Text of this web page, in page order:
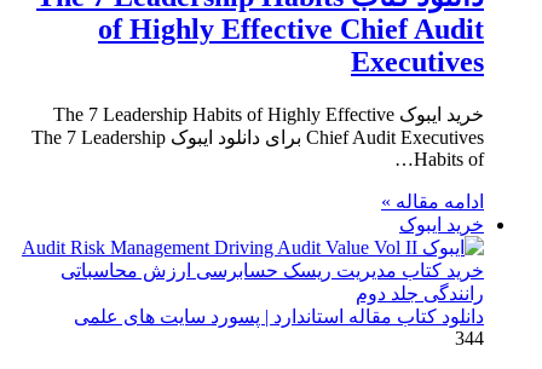
of Highly Effective Chief Audit
Executives
خرید ایبوک The 7 Leadership Habits of Highly Effective
Chief Audit Executives برای دانلود ایبوک The 7 Leadership
Habits of…
ادامه مقاله »
خرید ایبوک
دانلود کتاب مقاله استاندارد | پسورد سایت های علمی
344